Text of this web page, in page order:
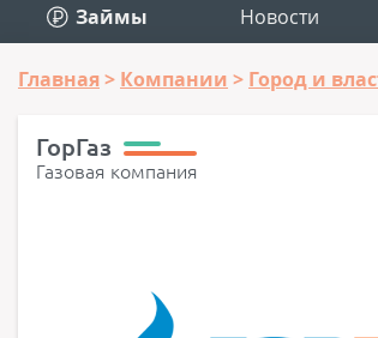
Займы Новости
Главная Компании Город и
ГорГаз
Газовая компания